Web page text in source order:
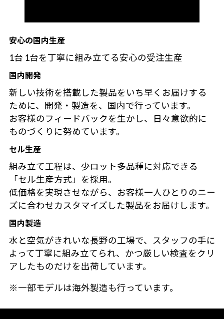
安心の国内生産
1台 1台を丁寧に組み立てる安心の受注生産
国内開発
新しい技術を搭載した製品をいち早くお届けする
ために、開発・製造を、国内で行っています。
お客様のフィードバックを生かし、日々意欲的に
ものづくりに努めています。
セル生産
組み立て工程は、少ロット多品種に対応できる
「セル生産方式」を採用。
低価格を実現させながら、お客様一人ひとりのニー
ズに合わせカスタマイズした製品をお届けします。
国内製造
水と空気がきれいな長野の工場で、スタッフの手に
よって丁寧に組み立てられ、かつ厳しい検査をクリ
アしたものだけを出荷しています。
※一部モデルは海外製造も行っています。